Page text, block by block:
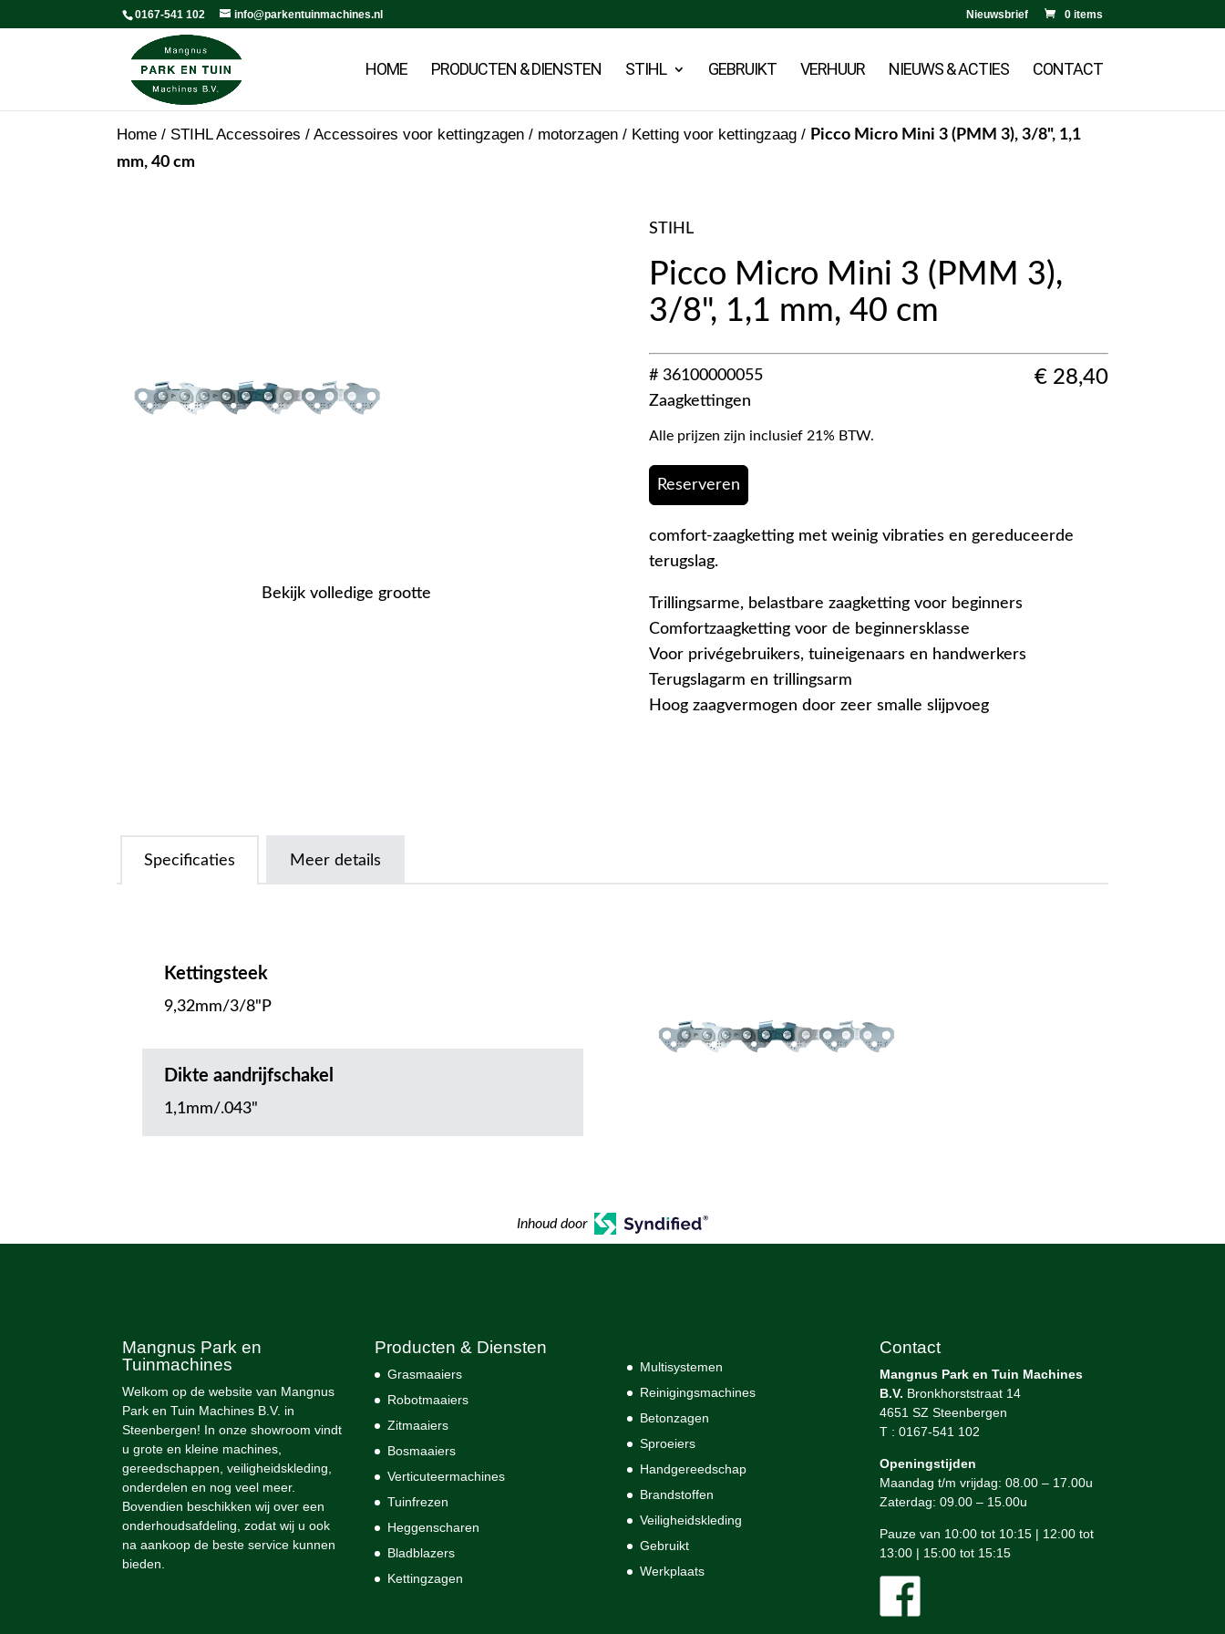
0167-541 102 info@parkentuinmachines.nl Nieuwsbrief 0 items
HOME PRODUCTEN & DIENSTEN STIHL GEBRUIKT VERHUUR NIEUWS & ACTIES CONTACT
Home / STIHL Accessoires / Accessoires voor kettingzagen / motorzagen / Ketting voor kettingzaag / Picco Micro Mini 3 (PMM 3), 3/8", 1,1
mm, 40 cm
Bekijk volledige grootte
STIHL
Picco Micro Mini 3 (PMM 3),
3/8", 1,1 mm, 40 cm
# 36100000055
Zaagkettingen
€ 28,40
Alle prijzen zijn inclusief 21% BTW.
Reserveren
comfort-zaagketting met weinig vibraties en gereduceerde
terugslag.
Trillingsarme, belastbare zaagketting voor beginners
Comfortzaagketting voor de beginnersklasse
Voor privégebruikers, tuineigenaars en handwerkers
Terugslagarm en trillingsarm
Hoog zaagvermogen door zeer smalle slijpvoeg
Specificaties Meer details
Kettingsteek
9,32mm/3/8"P
Dikte aandrijfschakel
1,1mm/.043"
Inhoud door
Mangnus Park en
Tuinmachines
Welkom op de website van Mangnus
Park en Tuin Machines B.V. in
Steenbergen! In onze showroom vindt
u grote en kleine machines,
gereedschappen, veiligheidskleding,
onderdelen en nog veel meer.
Bovendien beschikken wij over een
onderhoudsafdeling, zodat wij u ook
na aankoop de beste service kunnen
bieden.
Producten & Diensten
Grasmaaiers
Robotmaaiers
Zitmaaiers
Bosmaaiers
Verticuteermachines
Tuinfrezen
Heggenscharen
Bladblazers
Kettingzagen
Multisystemen
Reinigingsmachines
Betonzagen
Sproeiers
Handgereedschap
Brandstoffen
Veiligheidskleding
Gebruikt
Werkplaats
Contact
Mangnus Park en Tuin Machines
B.V. Bronkhorststraat 14
4651 SZ Steenbergen
T : 0167-541 102
Openingstijden
Maandag t/m vrijdag: 08.00 – 17.00u
Zaterdag: 09.00 – 15.00u
Pauze van 10:00 tot 10:15 | 12:00 tot
13:00 | 15:00 tot 15:15